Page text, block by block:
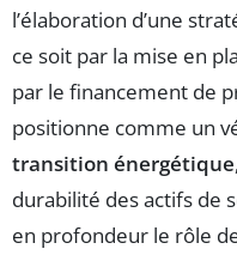
l’élaboration d’une
ce soit par la mise en
par le financement de
positionne comme un
transition énergétique
durabilité des actifs de
en profondeur le rôle